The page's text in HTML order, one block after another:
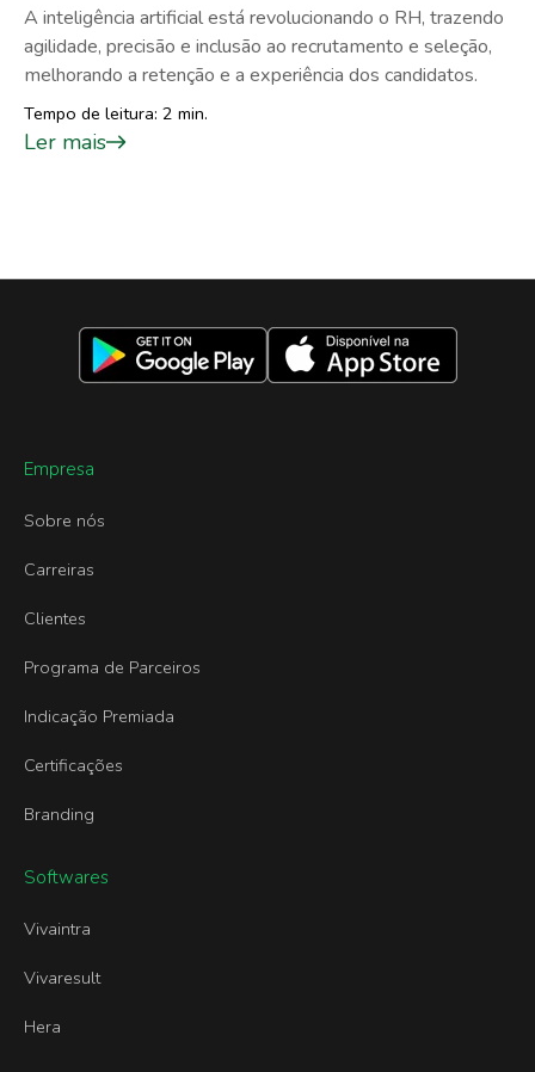
A inteligência artificial está revolucionando o RH, trazendo
agilidade, precisão e inclusão ao recrutamento e seleção,
melhorando a retenção e a experiência dos candidatos.
Tempo de leitura: 2 min.
Ler mais
Empresa
Sobre nós
Carreiras
Clientes
Programa de Parceiros
Indicação Premiada
Certificações
Branding
Softwares
Vivaintra
Vivaresult
Hera